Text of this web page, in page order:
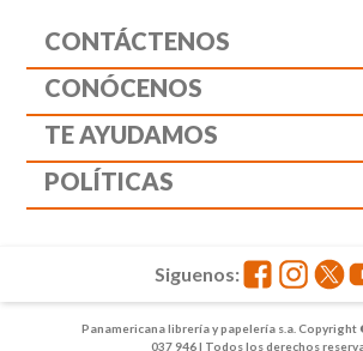
CONTÁCTENOS
CONÓCENOS
TE AYUDAMOS
POLÍTICAS
Panamericana librería y papelería s.a. Copyright
037 946 | Todos los derechos
Siguenos: